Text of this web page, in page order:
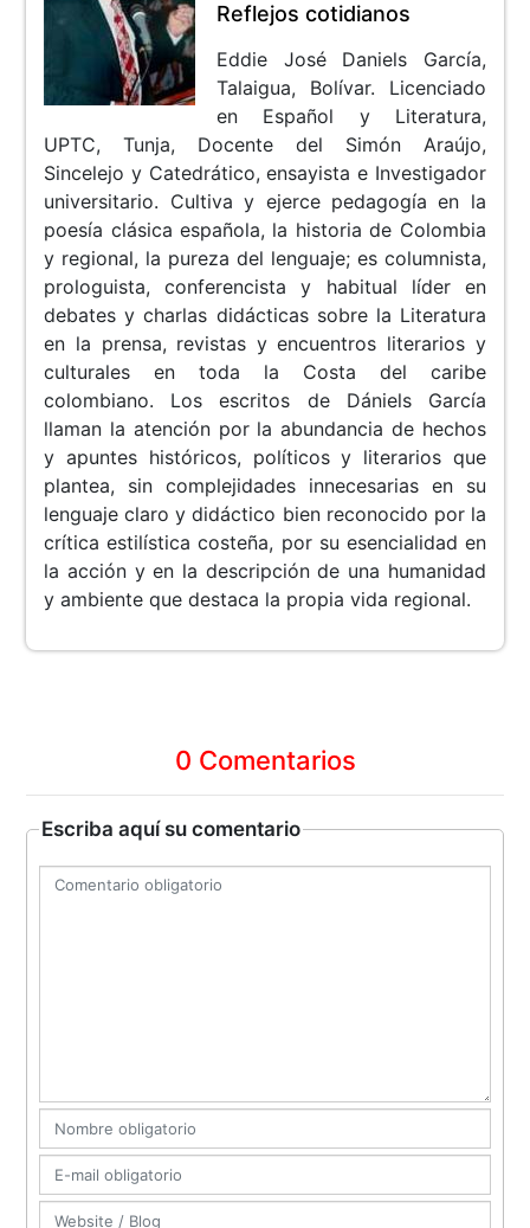
Reflejos cotidianos
Eddie José Daniels García,
Talaigua, Bolívar. Licenciado
en Español y Literatura,
UPTC, Tunja, Docente del Simón Araújo,
Sincelejo y Catedrático, ensayista e Investigador
universitario. Cultiva y ejerce pedagogía en la
poesía clásica española, la historia de Colombia
y regional, la pureza del lenguaje; es columnista,
prologuista, conferencista y habitual líder en
debates y charlas didácticas sobre la Literatura
en la prensa, revistas y encuentros literarios y
culturales en toda la Costa del caribe
colombiano. Los escritos de Dániels García
llaman la atención por la abundancia de hechos
y apuntes históricos, políticos y literarios que
plantea, sin complejidades innecesarias en su
lenguaje claro y didáctico bien reconocido por la
crítica estilística costeña, por su esencialidad en
la acción y en la descripción de una humanidad
y ambiente que destaca la propia vida regional.
0 Comentarios
Escriba aquí su comentario